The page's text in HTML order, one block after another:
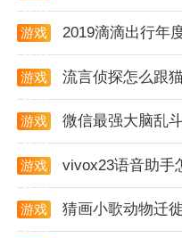
智游戏。游戏设定和操
断探索和解决各种难题
也能提高玩家的操作技
工作者是一款很有意思
趣的可以下载试玩一下
游戏
2019滴滴出行年
游戏
流言侦探怎么跟
游戏
微信最强大脑乱
游戏
vivox23语音助手
游戏
猜画小歌动物迁